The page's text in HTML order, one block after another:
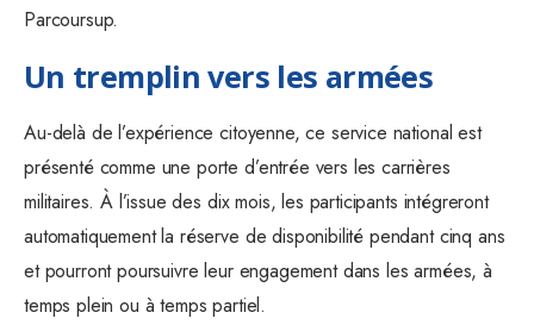
Parcoursup.
Un tremplin vers les armées
Au-delà de l’expérience citoyenne, ce service national est
présenté comme une porte d’entrée vers les carrières
militaires. À l’issue des dix mois, les participants intégreront
automatiquement la réserve de disponibilité pendant cinq ans
et pourront poursuivre leur engagement dans les armées, à
temps plein ou à temps partiel.